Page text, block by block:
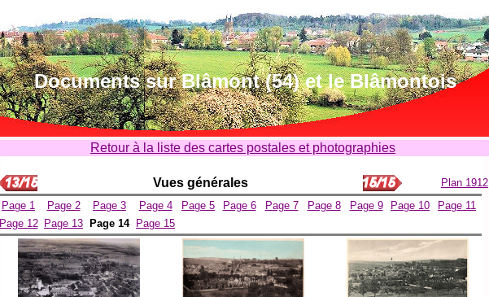
Documents sur Blâmont (54) et le Blâmontois
Retour à la liste des cartes postales et photographies
Vues générales
Plan 1912
Page 1
Page 2 Page 3 Page 4 Page 5 Page 6 Page 7 Page 8 Page 9 Page 10
Page 11
Page 12
Page 13 Page 14 Page 15